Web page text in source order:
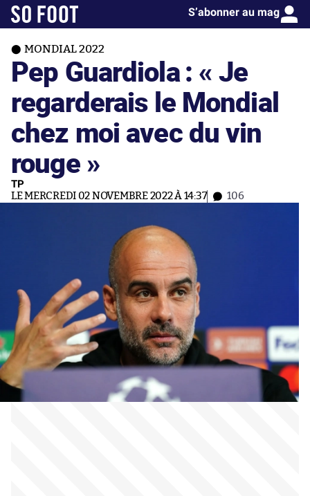
S’abonner au mag
MONDIAL 2022
Pep Guardiola : « Je
regarderais le Mondial
chez moi avec du vin
rouge »
TP
LE MERCREDI 02 NOVEMBRE 2022 À 14:37 106